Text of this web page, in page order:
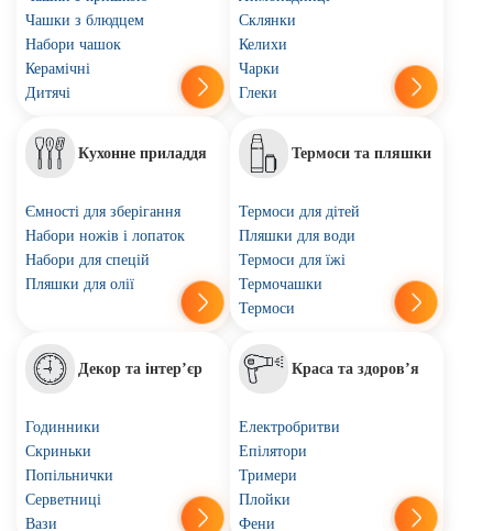
Чашки з блюдцем
Набори чашок
Керамічні
Дитячі
Склянки
Келихи
Чарки
Глеки
Кухонне приладдя
Ємності для зберігання
Набори ножів і лопаток
Набори для спецій
Пляшки для олії
Термоси та пляшки
Термоси для дітей
Пляшки для води
Термоси для їжі
Термочашки
Термоси
Декор та інтер’єр
Годинники
Скриньки
Попільнички
Серветниці
Вази
Краса та здоров’я
Електробритви
Епілятори
Тримери
Плойки
Фени